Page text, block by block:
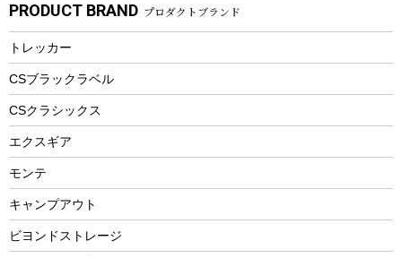
マグカップ、カップ
ステンレスボトル
フードボトル
トレー
ランチョンマット
ランチボックス
スプレー関係
ツール、他
ヘルメット
エアーポンプ
アクセサリー
自転車ウェア
パラソル
フローティングベスト
ヘルメット
エアーポンプ
ビーチテント
ウィンター
スノーシュー
防寒ウェア
湯たんぽ
防災用品
PRODUCT BRAND プロダクトブランド
トレッカー
CSブラックラベル
CSクラシックス
エクスギア
モンテ
キャンプアウト
ビヨンドストレージ